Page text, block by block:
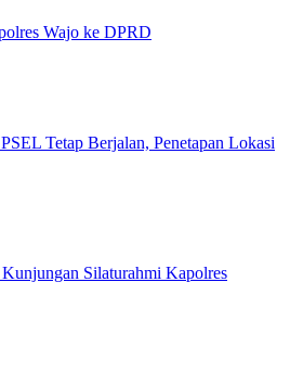
Wajo ke DPRD
Tetap Berjalan, Penetapan Lokasi
Silaturahmi Kapolres